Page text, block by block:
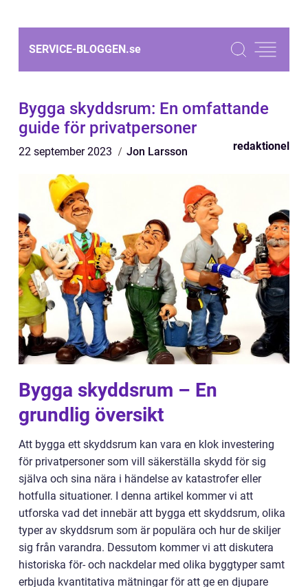
SERVICE-BLOGGEN.se
Bygga skyddsrum: En omfattande
guide för privatpersoner
22 september 2023 Jon Larsson redaktionel
Bygga skyddsrum – En
grundlig översikt
Att bygga ett skyddsrum kan vara en klok investering
för privatpersoner som vill säkerställa skydd för sig
själva och sina nära i händelse av katastrofer eller
hotfulla situationer. I denna artikel kommer vi att
utforska vad det innebär att bygga ett skyddsrum, olika
typer av skyddsrum som är populära och hur de skiljer
sig från varandra. Dessutom kommer vi att diskutera
historiska för- och nackdelar med olika byggtyper samt
erbjuda kvantitativa mätningar för att ge en djupare